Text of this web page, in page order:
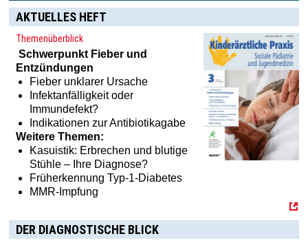
AKTUELLES HEFT
Themenüberblick
Schwerpunkt Fieber und
Entzündungen
Fieber unklarer Ursache
Infektanfälligkeit oder
Immundefekt?
Indikationen zur Antibiotikagabe
Weitere Themen:
Kasuistik: Erbrechen und blutige
Stühle – Ihre Diagnose?
Früherkennung Typ-1-Diabetes
MMR-Impfung
DER DIAGNOSTISCHE BLICK